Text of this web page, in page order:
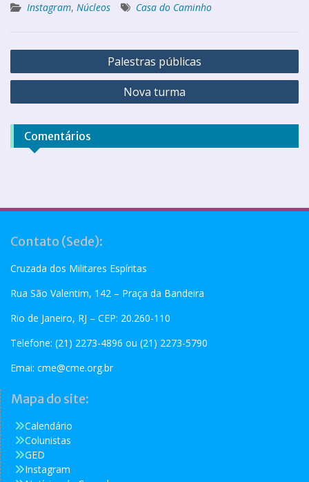
Instagram, Núcleos Casa do Caminho
Palestras públicas
Nova turma
Comentários
Contato (Sede):
Cruzada dos Militares Espíritas
Rua São Valentim, 142 – Praça da Bandeira
Rio de Janeiro, RJ – CEP: 20.260-110
Telefone: (21) 2273-4896 ou (21) 2273-5790
Emai: cme@cme.org.br
Mapa do site:
Calendário
Colunistas
GED
Instagram